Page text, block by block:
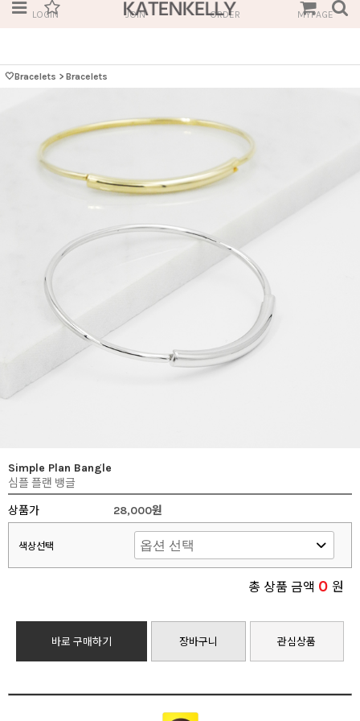
LOGIN JOIN ORDER MYPAGE
🤍Bracelets > Bracelets
Simple Plan Bangle
심플 플랜 뱅글
상품가
28,000원
색상선택
총 상품 금액 0 원
바로 구매하기 장바구니 관심상품